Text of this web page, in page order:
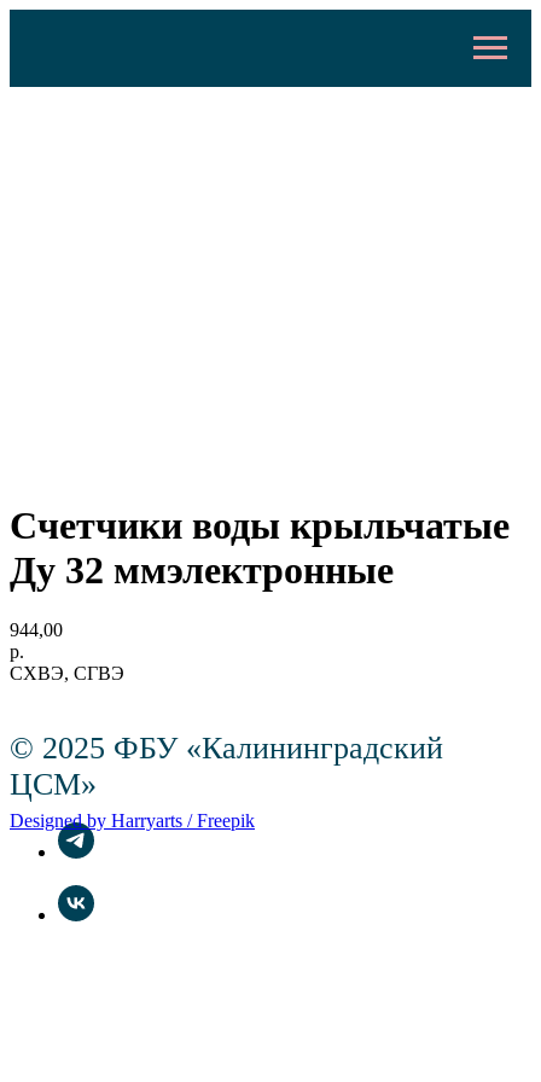
Счетчики воды крыльчатые
Ду 32 ммэлектронные
944,00
р.
СХВЭ, СГВЭ
© 2025 ФБУ «Калининградский
ЦСМ»
Designed by Harryarts / Freepik